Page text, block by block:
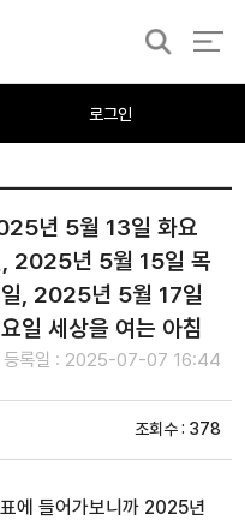
로그인
검
년 5월 13일 화요
2025년 5월 15일 목
, 2025년 5월 17일
일 세상을 여는 아침
등록일 : 2025-07-07 16:44
조회수 : 378
에 들어가보니까2025년